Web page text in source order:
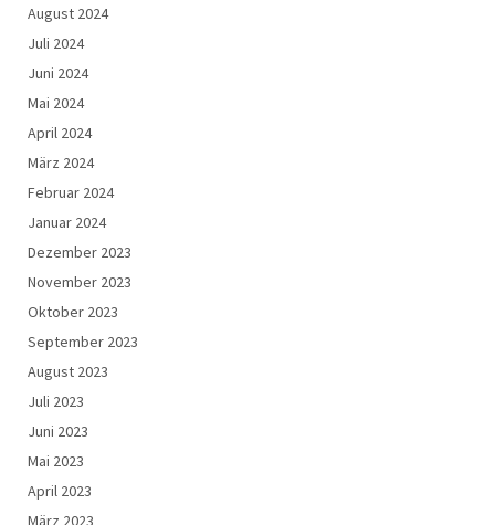
August 2024
Juli 2024
Juni 2024
Mai 2024
April 2024
März 2024
Februar 2024
Januar 2024
Dezember 2023
November 2023
Oktober 2023
September 2023
August 2023
Juli 2023
Juni 2023
Mai 2023
April 2023
März 2023